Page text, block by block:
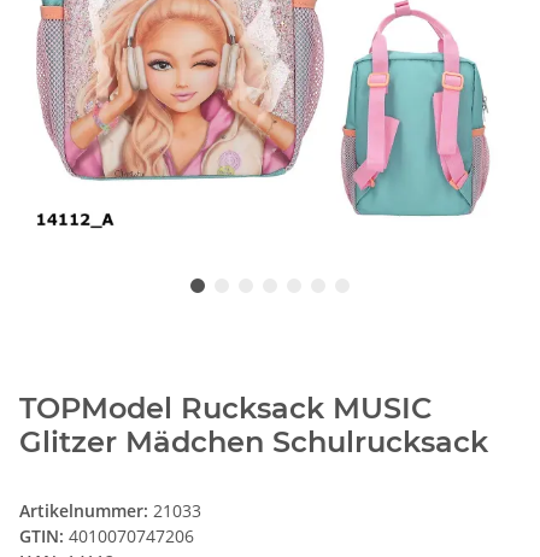
TOPModel Rucksack MUSIC
Glitzer Mädchen Schulrucksack
Artikelnummer: 21033
GTIN: 4010070747206